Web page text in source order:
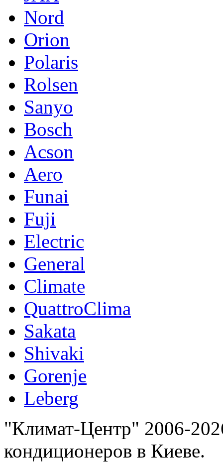
Nord
Orion
Polaris
Rolsen
Sanyo
Bosch
Acson
Aero
Funai
Fuji
Electric
General
Climate
QuattroClima
Sakata
Shivaki
Gorenje
Leberg
"Климат-Центр" 2006-
кондиционеров в Киеве.